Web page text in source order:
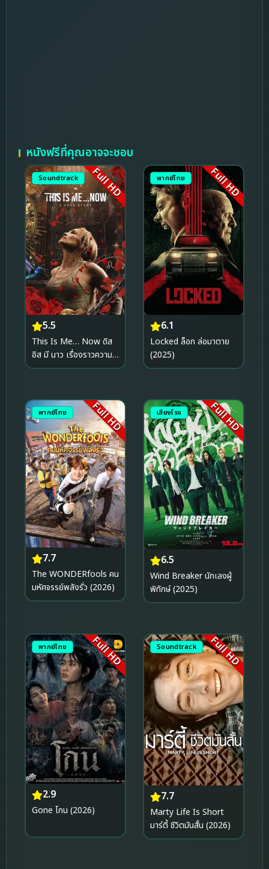
หนังฟรีที่คุณอาจจะชอบ
Soundtrack Full HD
5.5
This Is Me… Now ดิส
อิส มี นาว เรื่องราวความ
รัก (2024)
พากย์ไทย Full HD
6.1
Locked ล็อก ล่อมาตาย
(2025)
พากย์ไทย Full HD
7.7
The WONDERfools คน
มหัศจรรย์พลังรั่ว (2026)
เสียงโรง Full HD
6.5
Wind Breaker นักเลงผู้
พิทักษ์ (2025)
พากย์ไทย Full HD
2.9
Gone โกน (2026)
Soundtrack Full HD
7.7
Marty Life Is Short
มาร์ตี้ ชีวิตมันสั้น (2026)